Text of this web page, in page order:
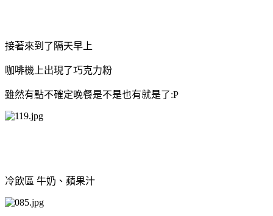
接著來到了隔天早上
咖啡機上出現了巧克力粉
雖然有點不確定晚餐是不是也有就是了:P
冷飲區 牛奶、蘋果汁